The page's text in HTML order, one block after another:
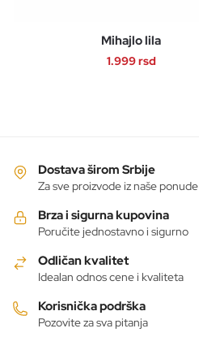
Mihajlo lila
1.999rsd
varijanti.
Opcije
biti
stranici
proizvoda.
Dostava širom Srbije
Za sve proizvode iz naše ponude
Brza i sigurna kupovina
Poručite jednostavno i sigurno
Odličan kvalitet
Idealan odnos cene i kvaliteta
Korisnička podrška
Pozovite za sva pitanja